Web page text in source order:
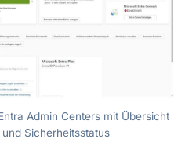
Admin Centers mit Übersicht
Sicherheitsstatus